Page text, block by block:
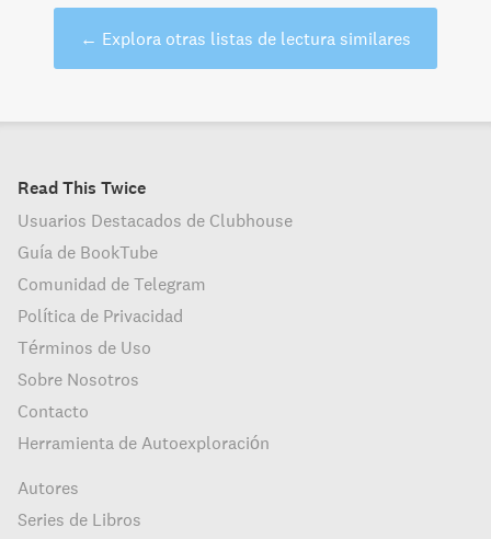
← Explora otras listas de lectura similares
Read This Twice
Usuarios Destacados de Clubhouse
Guía de BookTube
Comunidad de Telegram
Política de Privacidad
Términos de Uso
Sobre Nosotros
Contacto
Herramienta de Autoexploración
Autores
Series de Libros